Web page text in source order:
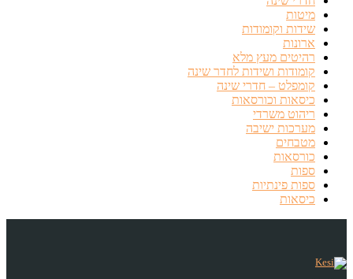
מיטות
שידות וקומודות
ארונות
רהיטים מעץ מלא
קומודות ושידות לחדר שינה
קומפלט – חדרי שינה
כיסאות וכורסאות
ריהוט משרדי
מערכות ישיבה
מטבחים
כורסאות
ספות
ספות פינתיות
כיסאות